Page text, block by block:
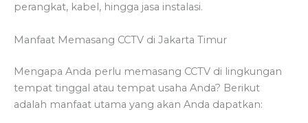
perangkat, kabel, hingga jasa instalasi.
Manfaat Memasang CCTV di Jakarta Timur
Mengapa Anda perlu memasang CCTV di lingkungan
tempat tinggal atau tempat usaha Anda? Berikut
adalah manfaat utama yang akan Anda dapatkan: